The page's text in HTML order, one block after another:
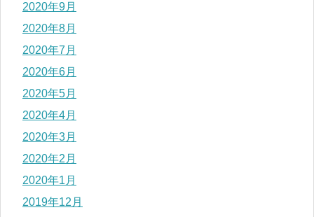
2020年9月
2020年8月
2020年7月
2020年6月
2020年5月
2020年4月
2020年3月
2020年2月
2020年1月
2019年12月